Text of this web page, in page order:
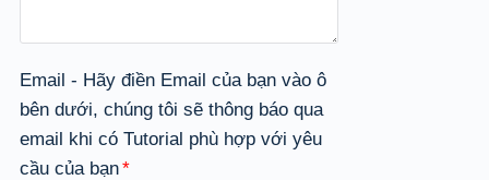
Email - Hãy điền Email của bạn vào ô
bên dưới, chúng tôi sẽ thông báo qua
email khi có Tutorial phù hợp với yêu
cầu của bạn